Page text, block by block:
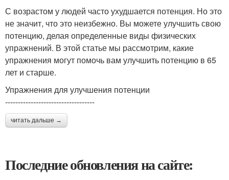
С возрастом у людей часто ухудшается потенция. Но это
не значит, что это неизбежно. Вы можете улучшить свою
потенцию, делая определенные виды физических
упражнений. В этой статье мы рассмотрим, какие
упражнения могут помочь вам улучшить потенцию в 65
лет и старше.
Упражнения для улучшения потенции
-----------------------------------
читать дальше →
Последние обновления на сайте: